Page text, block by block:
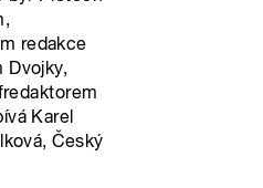
redakce
Dvojky,
Karel
Český